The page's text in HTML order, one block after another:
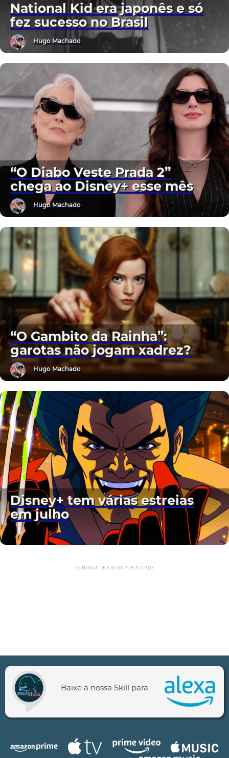
National Kid era japonês e só
fez sucesso no Brasil
Hugo Machado
“O Diabo Veste Prada 2”
chega ao Disney+ esse mês
Hugo Machado
“O Gambito da Rainha”:
garotas não jogam xadrez?
Hugo Machado
Disney+ tem várias estreias
em julho
CONTINUA DEPOIS DA PUBLICIDADE
Baixe a nossa Skill para